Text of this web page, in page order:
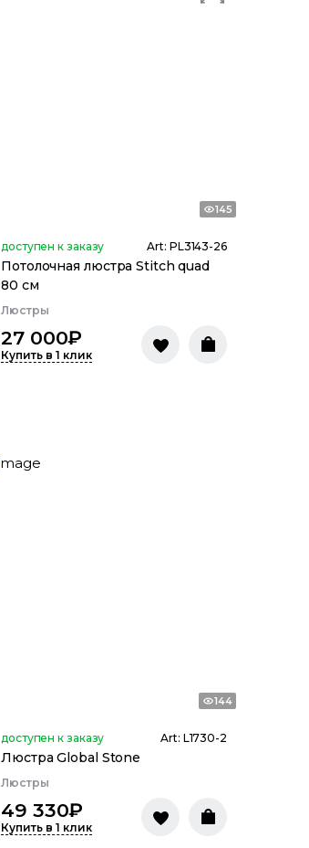
145
доступен к заказу Art: PL3143-26
Потолочная люстра Stitch quad
80 см
Люстры
27 000₽
Купить в 1 клик
144
доступен к заказу Art: L1730-2
Люстра Global Stone
Люстры
49 330₽
Купить в 1 клик